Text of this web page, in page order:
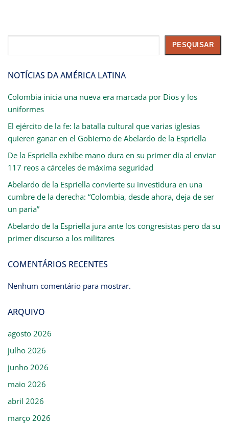
PESQUISAR
NOTÍCIAS DA AMÉRICA LATINA
Colombia inicia una nueva era marcada por Dios y los
uniformes
El ejército de la fe: la batalla cultural que varias iglesias
quieren ganar en el Gobierno de Abelardo de la Espriella
De la Espriella exhibe mano dura en su primer día al enviar
117 reos a cárceles de máxima seguridad
Abelardo de la Espriella convierte su investidura en una
cumbre de la derecha: “Colombia, desde ahora, deja de ser
un paria”
Abelardo de la Espriella jura ante los congresistas pero da su
primer discurso a los militares
COMENTÁRIOS RECENTES
Nenhum comentário para mostrar.
ARQUIVO
agosto 2026
julho 2026
junho 2026
maio 2026
abril 2026
março 2026